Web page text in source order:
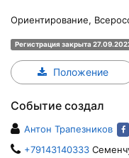
Ориентирование,
Регистрация закрыта
Положение
Событие создал
Антон Трапезников
+79143140333